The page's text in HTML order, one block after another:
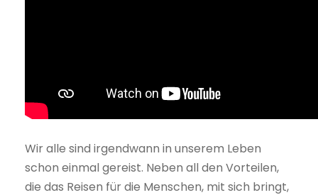
Wir alle sind irgendwann in unserem Leben
schon einmal gereist. Neben all den Vorteilen,
die das Reisen für die Menschen, mit sich bringt,